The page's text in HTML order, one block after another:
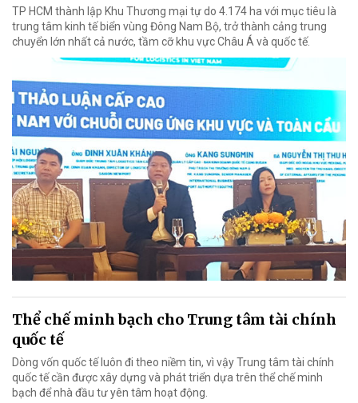
TP HCM thành lập Khu Thương mại tự do 4.174 ha với mục tiêu là
trung tâm kinh tế biển vùng Đông Nam Bộ, trở thành cảng trung
chuyển lớn nhất cả nước, tầm cỡ khu vực Châu Á và quốc tế.
Thể chế minh bạch cho Trung tâm tài chính
quốc tế
Dòng vốn quốc tế luôn đi theo niềm tin, vì vậy Trung tâm tài chính
quốc tế cần được xây dựng và phát triển dựa trên thể chế minh
bạch để nhà đầu tư yên tâm hoạt động.